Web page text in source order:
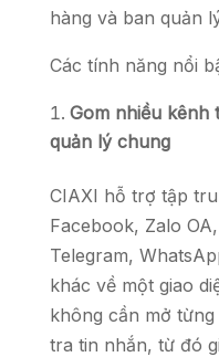
hàng và ban quản
Các tính năng nổi
Gom nhiều kênh
quản lý chung
CIAXI hỗ trợ tập
Facebook, Zalo
Telegram,
khác về một giao
không cần mở
tra tin nhắn, từ đó